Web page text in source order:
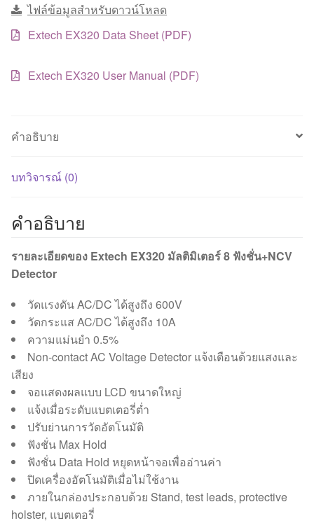
ไฟล์ข้อมูลสำหรับดาวน์โหลด
Extech EX320 Data Sheet (PDF)
Extech EX320 User Manual (PDF)
คำอธิบาย
บทวิจารณ์ (0)
คำอธิบาย
รายละเอียดของ Extech EX320 มัลติมิเตอร์ 8 ฟังชั่น+NCV
Detector
วัดแรงดัน AC/DC ได้สูงถึง 600V
วัดกระแส AC/DC ได้สูงถึง 10A
ความแม่นยำ 0.5%
Non-contact AC Voltage Detector แจ้งเตือนด้วยแสงและ
เสียง
จอแสดงผลแบบ LCD ขนาดใหญ่
แจ้งเมื่อระดับแบตเตอรี่ต่ำ
ปรับย่านการวัดอัตโนมัติ
ฟังชั่น Max Hold
ฟังชั่น Data Hold หยุดหน้าจอเพื่ออ่านค่า
ปิดเครื่องอัตโนมัติเมื่อไม่ใช้งาน
ภายในกล่องประกอบด้วย Stand, test leads, protective
holster, แบตเตอรี่